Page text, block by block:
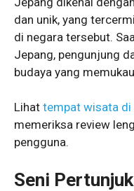
dan unik, yang
di negara tersebut.
Jepang, pengunjung
budaya yang
Lihat tempat wisata di
memeriksa review
pengguna.
Seni